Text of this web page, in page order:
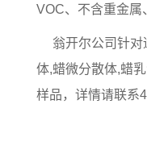
VOC、不含重金属
翁开尔公司针
体,蜡微分散体,蜡
样品，详情请联系